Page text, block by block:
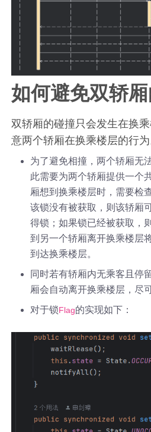
如何避免双轿
双轿厢的碰撞只会发生在换
意两个轿厢在换乘楼层的行为
为了避免相撞，两个轿厢无
此需要为两个轿厢提供一个
厢想到换乘楼层时，需要检
该锁没有被获取，则该轿厢
得锁；如果锁已经被获取，
到另一个轿厢离开换乘楼层
到达换乘楼层。
同时若有轿厢内无乘客且停
厢会自动离开换乘楼层，尽
对于锁Flag的实现如下：